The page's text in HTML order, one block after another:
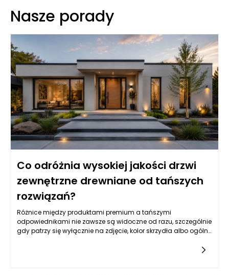
Nasze porady
Co odróżnia wysokiej jakości drzwi
zewnętrzne drewniane od tańszych
rozwiązań?
Różnice między produktami premium a tańszymi
odpowiednikami nie zawsze są widoczne od razu, szczególnie
gdy patrzy się wyłącznie na zdjęcie, kolor skrzydła albo ogólny